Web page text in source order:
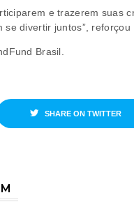
e trazerem suas
divertir juntos”, reforçou
Brasil.
SHARE ON TWITTER